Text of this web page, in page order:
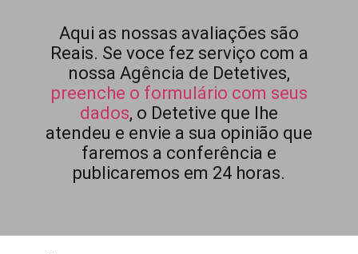
Aqui as nossas avaliações são
Reais. Se voce fez serviço com a
nossa Agência de Detetives,
preenche o formulário com seus
dados, o Detetive que lhe
atendeu e envie a sua opinião que
faremos a conferência e
publicaremos em 24 horas.